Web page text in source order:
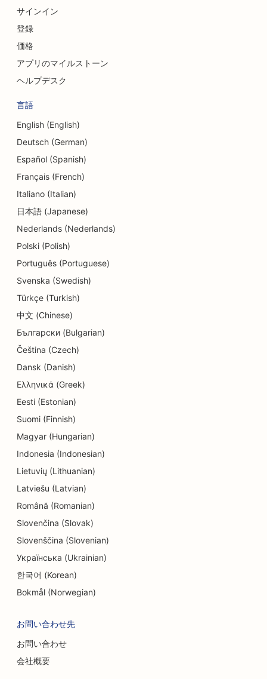
サインイン
登録
価格
アプリのマイルストーン
ヘルプデスク
言語
English (English)
Deutsch (German)
Español (Spanish)
Français (French)
Italiano (Italian)
日本語 (Japanese)
Nederlands (Nederlands)
Polski (Polish)
Português (Portuguese)
Svenska (Swedish)
Türkçe (Turkish)
中文 (Chinese)
Български (Bulgarian)
Čeština (Czech)
Dansk (Danish)
Ελληνικά (Greek)
Eesti (Estonian)
Suomi (Finnish)
Magyar (Hungarian)
Indonesia (Indonesian)
Lietuvių (Lithuanian)
Latviešu (Latvian)
Română (Romanian)
Slovenčina (Slovak)
Slovenščina (Slovenian)
Українська (Ukrainian)
한국어 (Korean)
Bokmål (Norwegian)
お問い合わせ先
お問い合わせ
会社概要